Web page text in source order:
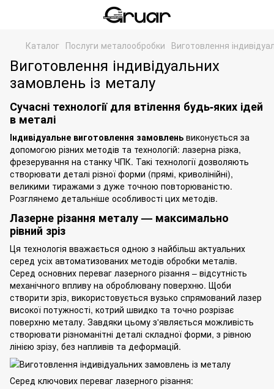
Каталог Послуги металообробки Виготовлення
Виготовлення індивідуальних
замовлень із металу
Сучасні технології для втілення будь-яких ідей
в металі
Індивідуальне виготовлення замовлень виконується за
допомогою різних методів та технологій: лазерна різка,
фрезерування на станку ЧПК. Такі технології дозволяють
створювати деталі різної форми (прямі, криволінійні),
великими тиражами з дуже точною повторюваністю.
Розглянемо детальніше особливості цих методів.
Лазерне різання металу — максимально
рівний зріз
Ця технологія вважається одною з найбільш актуальних
серед усіх автоматизованих методів обробки металів.
Серед основних переваг лазерного різання – відсутність
механічного впливу на оброблювану поверхню. Щоби
створити зріз, використовується вузько спрямований лазер
високої потужності, котрий швидко та точно розрізає
поверхню металу. Завдяки цьому з'являється можливість
створювати різноманітні деталі складної форми, з рівною
лінією зрізу, без напливів та деформацій.
Серед ключових переваг лазерного різання: